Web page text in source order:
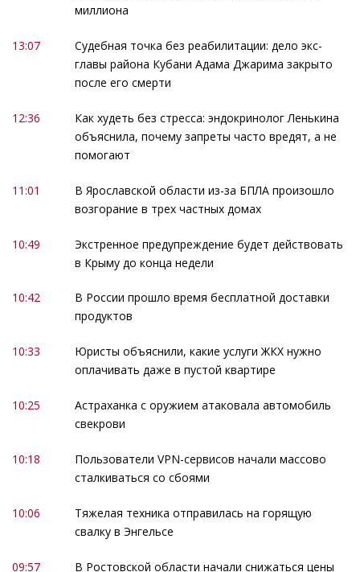
миллиона
13:07
Судебная точка без реабилитации: дело экс-
главы района Кубани Адама Джарима закрыто
после его смерти
12:36
Как худеть без стресса: эндокринолог Ленькина
объяснила, почему запреты часто вредят, а не
помогают
11:01
В Ярославской области из-за БПЛА произошло
возгорание в трех частных домах
10:49
Экстренное предупреждение будет действовать
в Крыму до конца недели
10:42
В России прошло время бесплатной доставки
продуктов
10:33
Юристы объяснили, какие услуги ЖКХ нужно
оплачивать даже в пустой квартире
10:25
Астраханка с оружием атаковала автомобиль
свекрови
10:18
Пользователи VPN-сервисов начали массово
сталкиваться со сбоями
10:06
Тяжелая техника отправилась на горящую
свалку в Энгельсе
09:57
В Ростовской области начали снижаться цены